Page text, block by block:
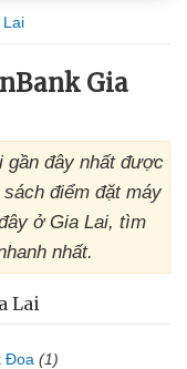
Lai
Gia
gần đây nhất được
điểm đặt máy
ở Gia Lai, tìm
nhất.
Lai
Đoa (1)